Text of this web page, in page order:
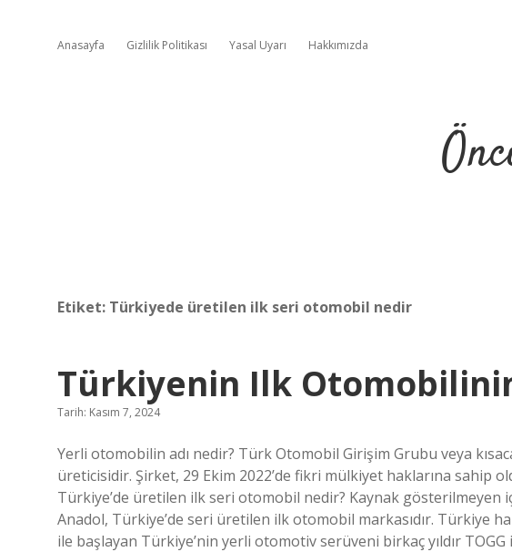
Anasayfa Gizlilik Politikası Yasal Uyarı Hakkımızda
Etiket: Türkiyede üretilen ilk seri otomobil nedir
Türkiyenin Ilk
Tarih: Kasım 7, 2024
Yerli otomobilin adı nedir? Türk Otomobil Girişim Grubu veya
üreticisidir. Şirket, 29 Ekim 2022’de fikri mülkiyet haklarına sahip
Türkiye’de üretilen ilk seri otomobil nedir? Kaynak gösterilmeyen
Anadol, Türkiye’de seri üretilen ilk otomobil markasıdır. Türkiye
ile başlayan Türkiye’nin yerli otomotiv serüveni birkaç yıldır TOGG